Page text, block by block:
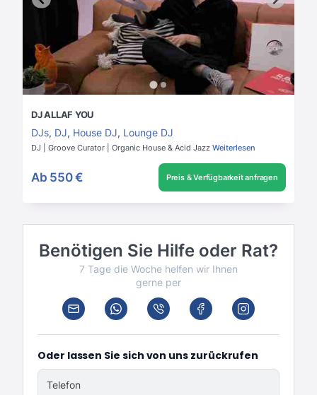
DJ ALLAF YOU
DJs, DJ, House DJ, Lounge DJ
DJ | Groove Curator | Organic House & Acid Jazz Weiterlesen
Ab 550 € Preis & Verfügbarkeit anfragen
Benötigen Sie Hilfe oder Rat?
7 Tage die Woche helfen wir Ihnen
gerne per
Oder lassen Sie sich von uns zurückrufen
Telefon